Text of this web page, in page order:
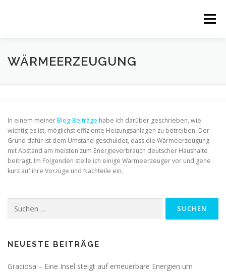
Menü
GRUNDLAGEN BLOG VIDEOS
WÄRMEERZEUGUNG
In einem meinerBlog-Beiträge habe ich darüber geschrieben, wie
wichtig es ist, möglichst effiziente Heizungsanlagen zu betreiben. Der
Grund dafür ist dem Umstand geschuldet, dass die Wärmeerzeugung
mit Abstand am meisten zum Energieverbrauch deutscher Haushalte
beiträgt. Im Folgenden stelle ich einige Wärmeerzeuger vor und gehe
kurz auf ihre Vorzüge und Nachteile ein.
nach:
NEUESTE BEITRÄGE
Graciosa – Eine Insel steigt auf erneuerbare Energien um